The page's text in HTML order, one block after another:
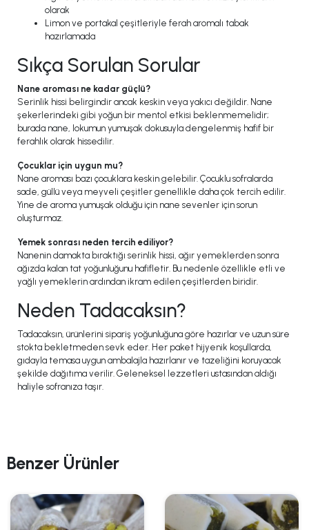
olarak
Limon ve portakal çeşitleriyle ferah aromalı tabak
hazırlamada
Sıkça Sorulan Sorular
Nane aroması ne kadar güçlü?
Serinlik hissi belirgindir ancak keskin veya yakıcı değildir. Nane
şekerlerindeki gibi yoğun bir mentol etkisi beklenmemelidir;
burada nane, lokumun yumuşak dokusuyla dengelenmiş hafif bir
ferahlık olarak hissedilir.
Çocuklar için uygun mu?
Nane aroması bazı çocuklara keskin gelebilir. Çocuklu sofralarda
sade, güllü veya meyveli çeşitler genellikle daha çok tercih edilir.
Yine de aroma yumuşak olduğu için nane sevenler için sorun
oluşturmaz.
Yemek sonrası neden tercih ediliyor?
Nanenin damakta bıraktığı serinlik hissi, ağır yemeklerden sonra
ağızda kalan tat yoğunluğunu hafifletir. Bu nedenle özellikle etli ve
yağlı yemeklerin ardından ikram edilen çeşitlerden biridir.
Neden Tadacaksın?
Tadacaksın, ürünlerini sipariş yoğunluğuna göre hazırlar ve uzun süre
stokta bekletmeden sevk eder. Her paket hijyenik koşullarda,
gıdayla temasa uygun ambalajla hazırlanır ve tazeliğini koruyacak
şekilde dağıtıma verilir. Geleneksel lezzetleri ustasından aldığı
haliyle sofranıza taşır.
Benzer Ürünler